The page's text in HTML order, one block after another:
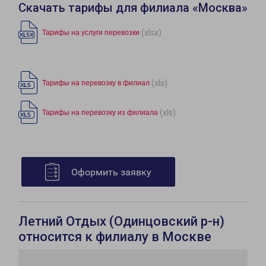
Скачать тарифы для филиала «Москва»
Тарифы на услуги перевозки (xlsx)
Тарифы на перевозку в филиал (xls)
Тарифы на перевозку из филиала (xls)
Оформить заявку
Летний Отдых (Одинцовский р-н)
относится к филиалу в Москве